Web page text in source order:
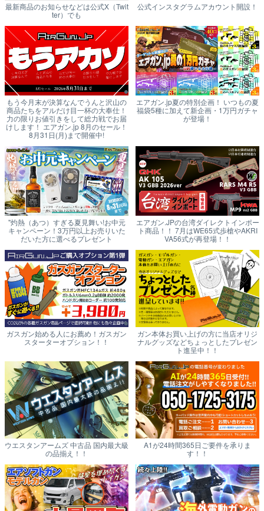
最新商品のお知らせなどは公式X（Twit
ter）でも
公式インスタグラムアカウント開設！
もう今月末が決算なんでうんと沢山の
商品たちをアルだけ目一杯の大奉仕！
力の限りお値引きをして総力戦でお届
けします！ エアガン.jp 8月のセール！
8月31日(月)まで開催中!
エアガン.jp夏の特別企画！ いつもの夏
福袋5種に加えて新企画・1万円ガチャ
が登場！
"灼熱（あつ）すぎる夏見舞い!お中元
キャンペーン！3万円以上お売りいた
だいた方に選べるプレゼント
エアガン.JPの台湾ダイレクトインポー
ト商品！！ 7月はWE65式歩槍やAKRI
VA56式が再登場！！
ガスガン始める人にお薦め！ガスガン
スターターオプション！！
ガン本体お買い上げの方に当店オリジ
ナルグッズなどちょっとしたプレゼン
ト進呈中！！
ウエスタンアームズ 中古品 国内最大級
の品揃え！！
A1が24時間365日ご要件を承りま
す！！